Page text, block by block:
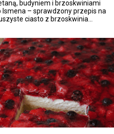
budyniem i brzoskwiniami
Ismena – sprawdzony przepis na
ciasto z brzoskwinia...